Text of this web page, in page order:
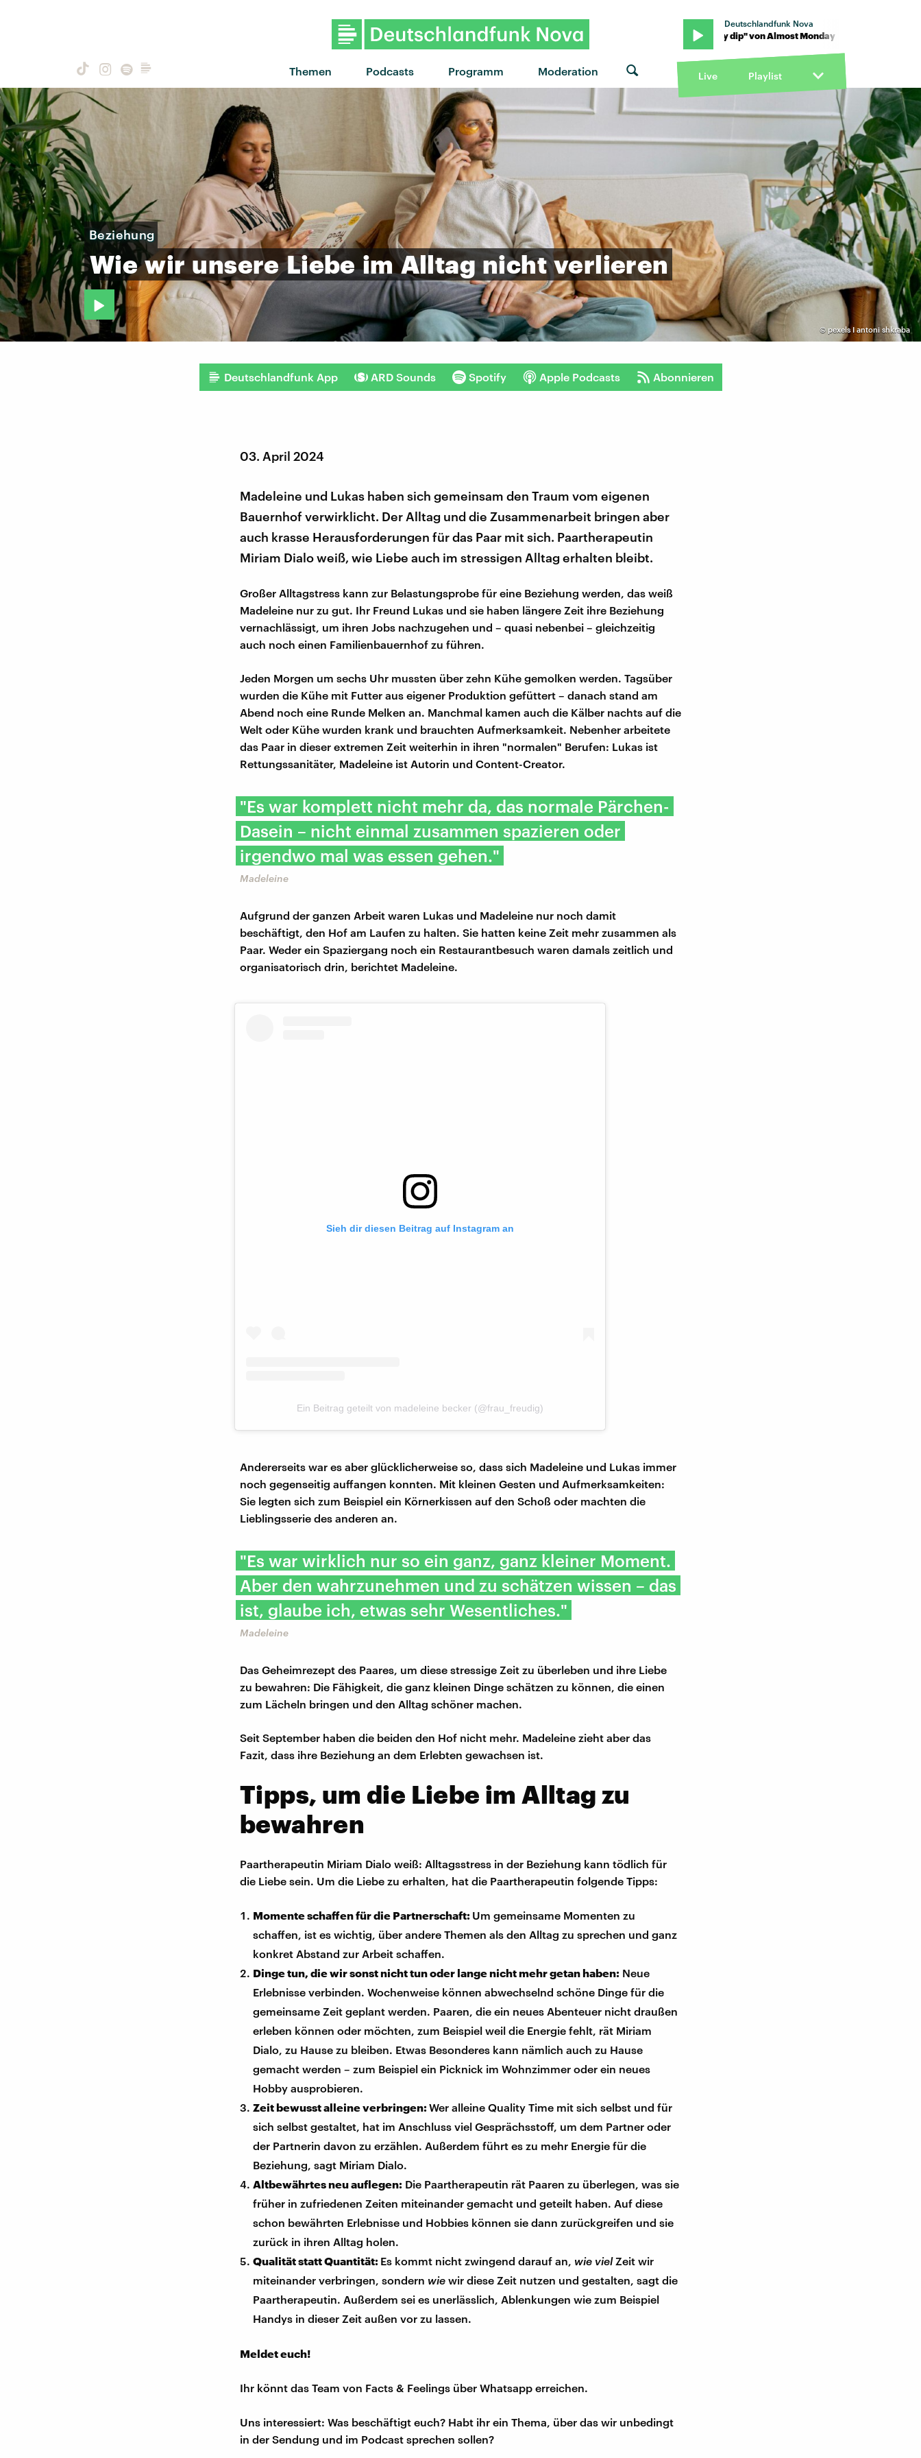
Themen Podcasts Programm Moderation
Deutschlandfunk Nova
"skinny dip" von Almost Monday · "skinny dip" von Almost Monday · "skinny dip" von Almost
Live Playlist
© pexels I antoni shkraba
Beziehung
Wie wir unsere Liebe im Alltag nicht verlieren
Deutschlandfunk App ARD Sounds Spotify Apple Podcasts Abonnieren
03. April 2024
Madeleine und Lukas haben sich gemeinsam den Traum vom eigenen
Bauernhof verwirklicht. Der Alltag und die Zusammenarbeit bringen aber
auch krasse Herausforderungen für das Paar mit sich. Paartherapeutin
Miriam Dialo weiß, wie Liebe auch im stressigen Alltag erhalten bleibt.
Großer Alltagstress kann zur Belastungsprobe für eine Beziehung werden, das weiß
Madeleine nur zu gut. Ihr Freund Lukas und sie haben längere Zeit ihre Beziehung
vernachlässigt, um ihren Jobs nachzugehen und – quasi nebenbei – gleichzeitig
auch noch einen Familienbauernhof zu führen.
Jeden Morgen um sechs Uhr mussten über zehn Kühe gemolken werden. Tagsüber
wurden die Kühe mit Futter aus eigener Produktion gefüttert – danach stand am
Abend noch eine Runde Melken an. Manchmal kamen auch die Kälber nachts auf die
Welt oder Kühe wurden krank und brauchten Aufmerksamkeit. Nebenher arbeitete
das Paar in dieser extremen Zeit weiterhin in ihren "normalen" Berufen: Lukas ist
Rettungssanitäter, Madeleine ist Autorin und Content-Creator.
"Es war komplett nicht mehr da, das normale Pärchen-
Dasein – nicht einmal zusammen spazieren oder
irgendwo mal was essen gehen."
Madeleine
Aufgrund der ganzen Arbeit waren Lukas und Madeleine nur noch damit
beschäftigt, den Hof am Laufen zu halten. Sie hatten keine Zeit mehr zusammen als
Paar. Weder ein Spaziergang noch ein Restaurantbesuch waren damals zeitlich und
organisatorisch drin, berichtet Madeleine.
Sieh dir diesen Beitrag auf Instagram an
Ein Beitrag geteilt von madeleine becker (@frau_freudig)
Andererseits war es aber glücklicherweise so, dass sich Madeleine und Lukas immer
noch gegenseitig auffangen konnten. Mit kleinen Gesten und Aufmerksamkeiten:
Sie legten sich zum Beispiel ein Körnerkissen auf den Schoß oder machten die
Lieblingsserie des anderen an.
"Es war wirklich nur so ein ganz, ganz kleiner Moment.
Aber den wahrzunehmen und zu schätzen wissen – das
ist, glaube ich, etwas sehr Wesentliches."
Madeleine
Das Geheimrezept des Paares, um diese stressige Zeit zu überleben und ihre Liebe
zu bewahren: Die Fähigkeit, die ganz kleinen Dinge schätzen zu können, die einen
zum Lächeln bringen und den Alltag schöner machen.
Seit September haben die beiden den Hof nicht mehr. Madeleine zieht aber das
Fazit, dass ihre Beziehung an dem Erlebten gewachsen ist.
Tipps, um die Liebe im Alltag zu
bewahren
Paartherapeutin Miriam Dialo weiß: Alltagsstress in der Beziehung kann tödlich für
die Liebe sein. Um die Liebe zu erhalten, hat die Paartherapeutin folgende Tipps:
Momente schaffen für die Partnerschaft: Um gemeinsame Momenten zu
schaffen, ist es wichtig, über andere Themen als den Alltag zu sprechen und ganz
konkret Abstand zur Arbeit schaffen.
Dinge tun, die wir sonst nicht tun oder lange nicht mehr getan haben: Neue
Erlebnisse verbinden. Wochenweise können abwechselnd schöne Dinge für die
gemeinsame Zeit geplant werden. Paaren, die ein neues Abenteuer nicht draußen
erleben können oder möchten, zum Beispiel weil die Energie fehlt, rät Miriam
Dialo, zu Hause zu bleiben. Etwas Besonderes kann nämlich auch zu Hause
gemacht werden – zum Beispiel ein Picknick im Wohnzimmer oder ein neues
Hobby ausprobieren.
Zeit bewusst alleine verbringen:Wer alleine Quality Time mit sich selbst und für
sich selbst gestaltet, hat im Anschluss viel Gesprächsstoff, um dem Partner oder
der Partnerin davon zu erzählen. Außerdem führt es zu mehr Energie für die
Beziehung, sagt Miriam Dialo.
Altbewährtes neu auflegen: Die Paartherapeutin rät Paaren zu überlegen, was sie
früher in zufriedenen Zeiten miteinander gemacht und geteilt haben. Auf diese
schon bewährten Erlebnisse und Hobbies können sie dann zurückgreifen und sie
zurück in ihren Alltag holen.
Qualität statt Quantität: Es kommt nicht zwingend darauf an, wie vielZeit wir
miteinander verbringen, sondern wie wir diese Zeit nutzen und gestalten, sagt die
Paartherapeutin. Außerdem sei es unerlässlich, Ablenkungen wie zum Beispiel
Handys in dieser Zeit außen vor zu lassen.
Meldet euch!
Ihr könnt das Team von Facts & Feelings über Whatsapp erreichen.
Uns interessiert: Was beschäftigt euch? Habt ihr ein Thema, über das wir unbedingt
in der Sendung und im Podcast sprechen sollen?